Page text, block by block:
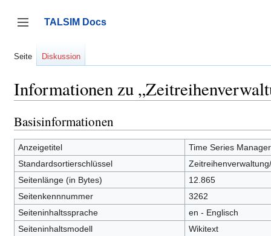
springen
Seitenleiste umschalten
TALSIM Docs
Seite Diskussion
Informationen zu
Basisinformationen
Anzeigetitel
Time Series Manager
Standardsortierschlüssel
Seitenlänge (in Bytes)
12.865
Seitenkennnummer
3262
Seiteninhaltssprache
en - Englisch
Seiteninhaltsmodell
Wikitext